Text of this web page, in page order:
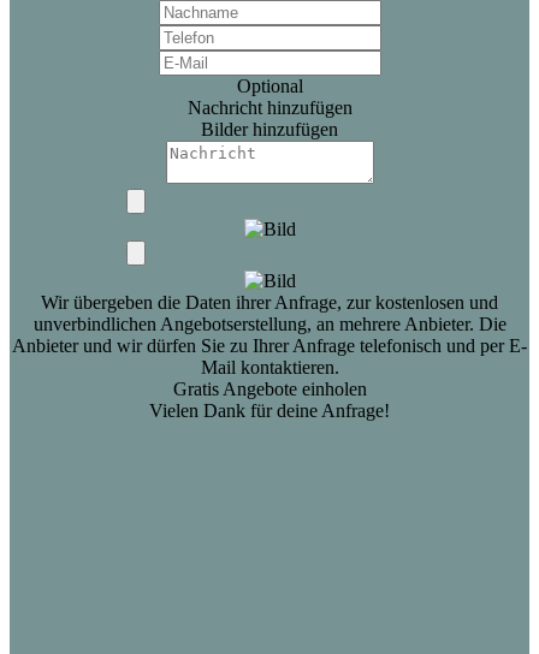
Optional
Nachricht hinzufügen
Bilder hinzufügen
Wir übergeben die Daten ihrer Anfrage, zur kostenlosen und
unverbindlichen Angebotserstellung, an mehrere Anbieter. Die
Anbieter und wir dürfen Sie zu Ihrer Anfrage telefonisch und per E-
Mail kontaktieren.
Gratis Angebote einholen
Vielen Dank für deine Anfrage!